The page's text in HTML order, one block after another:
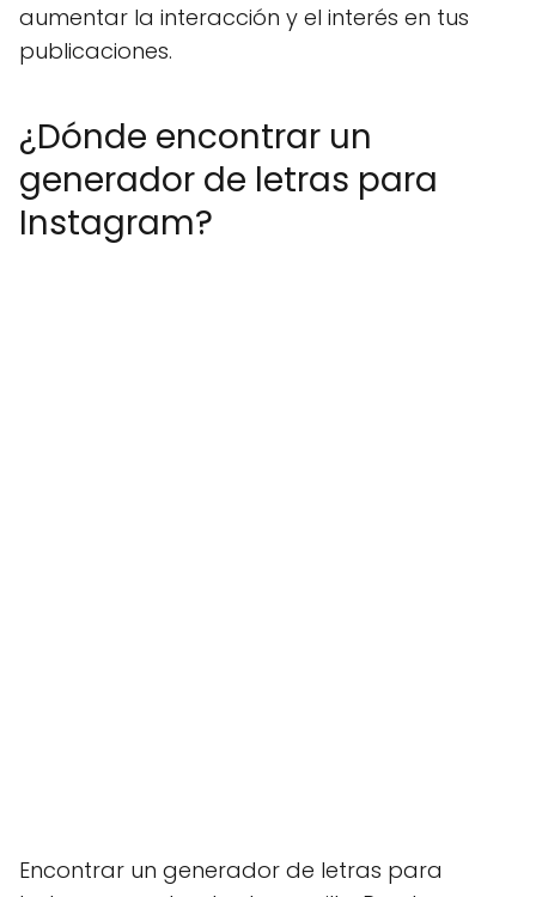
aumentar la interacción y el interés en tus
publicaciones.
¿Dónde encontrar un
generador de letras para
Instagram?
Encontrar un generador de letras para